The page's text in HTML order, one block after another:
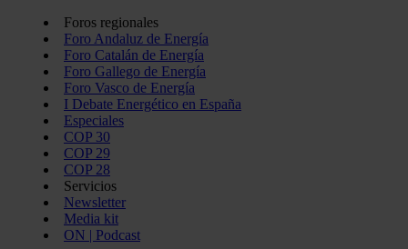
Foros regionales
Foro Andaluz de Energía
Foro Catalán de Energía
Foro Gallego de Energía
Foro Vasco de Energía
I Debate Energético en España
Especiales
COP 30
COP 29
COP 28
Servicios
Newsletter
Media kit
ON | Podcast